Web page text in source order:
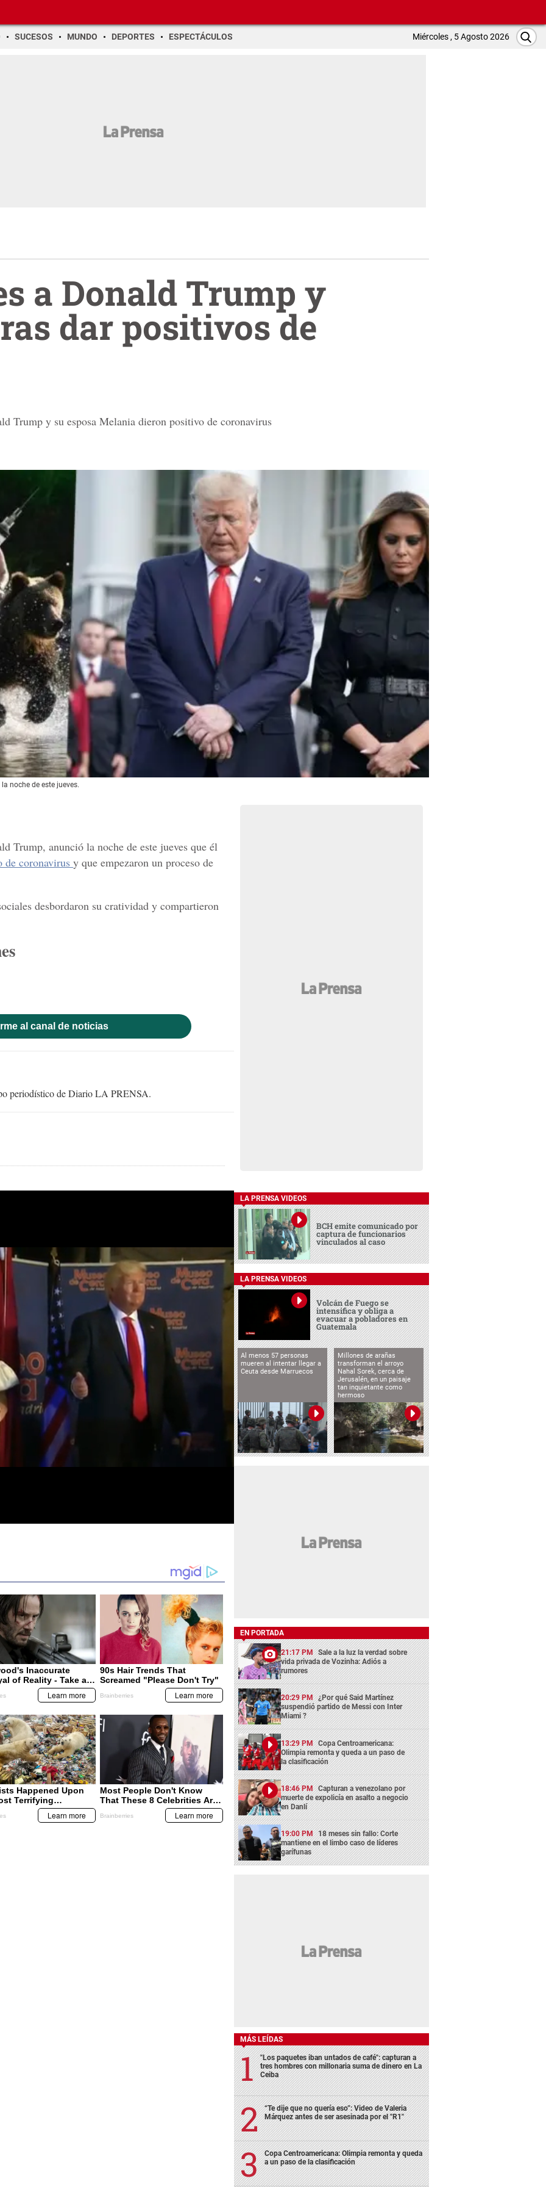
SUCESOS MUNDO DEPORTES ESPECTÁCULOS Miércoles , 5 Agosto 2026
a Donald Trump y
dar positivos de
Trump y su esposa Melania dieron positivo de coronavirus
noche de este jueves.
Trump, anunció la noche de este jueves que él
de coronavirus y que empezaron un proceso de
desbordaron su cratividad y compartieron
al canal de noticias
periodístico de Diario LA PRENSA.
LA PRENSA VIDEOS
BCH emite comunicado por
captura de funcionarios
vinculados al caso
LA PRENSA VIDEOS
Volcán de Fuego se
intensifica y obliga a
evacuar a pobladores en
Guatemala
Al menos 57 personas
mueren al intentar llegar a
Ceuta desde Marruecos
Millones de arañas
transforman el arroyo
Nahal Sorek, cerca de
Jerusalén, en un paisaje
tan inquietante como
hermoso
EN PORTADA
21:17 PM Sale a la luz la verdad sobre
vida privada de Vozinha: Adiós a
rumores
20:29 PM ¿Por qué Said Martínez
suspendió partido de Messi con Inter
Miami ?
13:29 PM Copa Centroamericana:
Olimpia remonta y queda a un paso de
la clasificación
18:46 PM Capturan a venezolano por
muerte de expolicía en asalto a negocio
en Danlí
19:00 PM 18 meses sin fallo: Corte
mantiene en el limbo caso de líderes
garífunas
MÁS LEÍDAS
"Los paquetes iban untados de café": capturan a
tres hombres con millonaria suma de dinero en La
Ceiba
“Te dije que no quería eso”: Video de Valeria
Márquez antes de ser asesinada por el "R1"
Copa Centroamericana: Olimpia remonta y queda
a un paso de la clasificación